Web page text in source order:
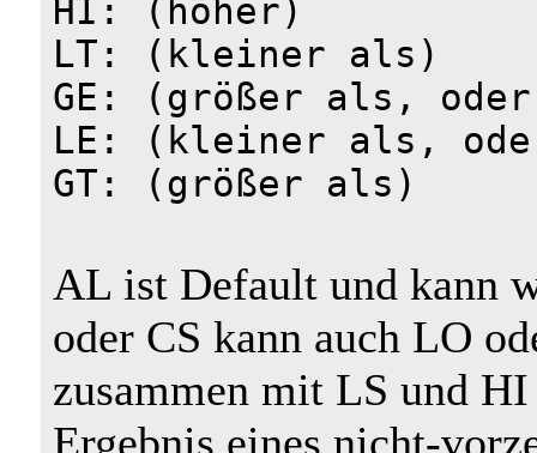
HI: (höher)
LT: (kleiner als)
GE: (größer als,
LE: (kleiner als,
GT: (größer als)
AL ist Default und kann
oder CS kann auch LO
zusammen mit LS und
Ergebnis eines nicht-